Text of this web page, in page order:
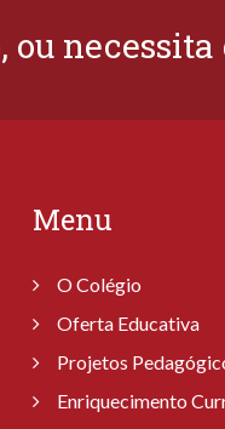
ou
Menu
O Colégio
Oferta Educativa
Projetos
Enriquecimento